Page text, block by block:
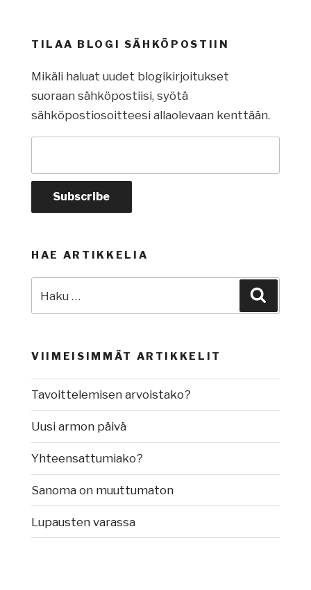
TILAA BLOGI SÄHKÖPOSTIIN
Mikäli haluat uudet blogikirjoitukset
suoraan sähköpostiisi, syötä
sähköpostiosoitteesi allaolevaan kenttään.
HAE ARTIKKELIA
VIIMEISIMMÄT ARTIKKELIT
Tavoittelemisen arvoistako?
Uusi armon päivä
Yhteensattumiako?
Sanoma on muuttumaton
Lupausten varassa